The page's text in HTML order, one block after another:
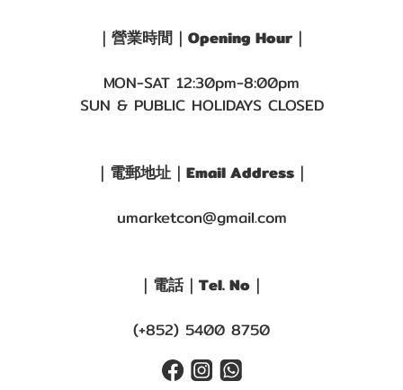
｜營業時間｜Opening Hour｜
MON-SAT 12:30pm-8:00pm
SUN & PUBLIC HOLIDAYS CLOSED
｜電郵地址｜Email Address｜
umarketcon@gmail.com
｜電話｜Tel. No｜
(+852) 5400 8750